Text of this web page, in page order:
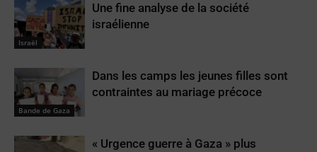
Israël
Une fine analyse de la société
israélienne
Bande de Gaza
Dans les camps les jeunes filles sont
contraintes au mariage précoce
« Urgence guerre à Gaza » plus